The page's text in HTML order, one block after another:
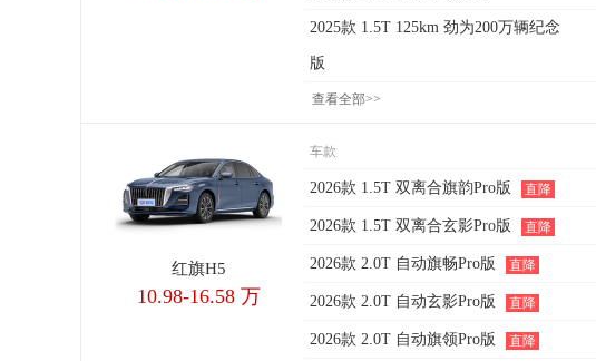
2025款 1.5T 125km 劲为200万辆纪念
版
查看全部>>
红旗H5
10.98-16.58 万
车款
2026款 1.5T 双离合旗韵Pro版 直降
2026款 1.5T 双离合玄影Pro版 直降
2026款 2.0T 自动旗畅Pro版 直降
2026款 2.0T 自动玄影Pro版 直降
2026款 2.0T 自动旗领Pro版 直降